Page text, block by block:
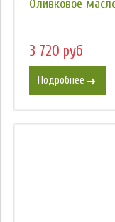
Оливковое
3 720 руб
Подробнее